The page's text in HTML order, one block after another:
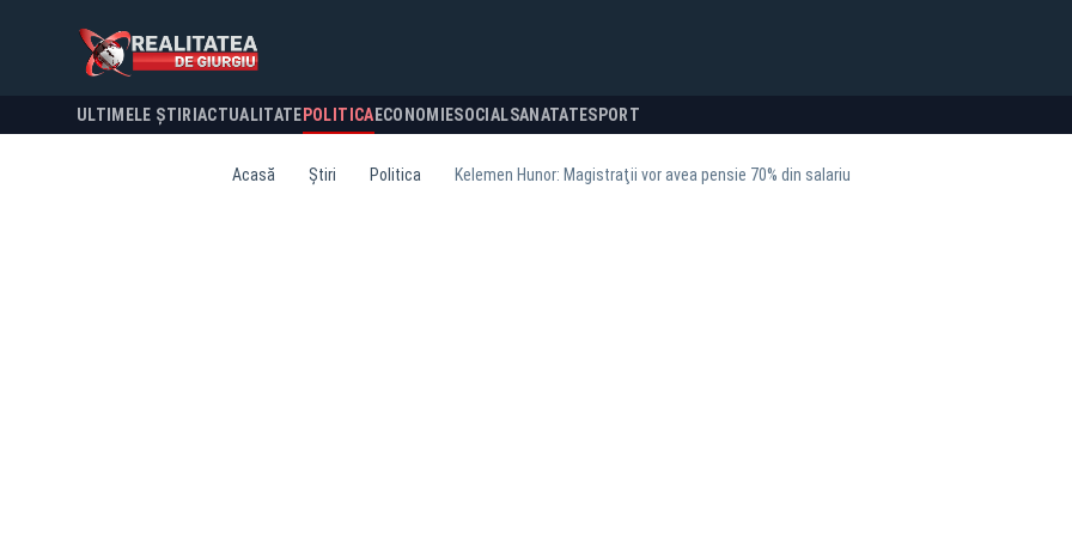
ULTIMELE ȘTIRI ACTUALITATE POLITICA ECONOMIESOCIALSANATATESPORT
Acasă Știri Politica Kelemen Hunor: Magistraţii vor avea pensie 70% din salariu